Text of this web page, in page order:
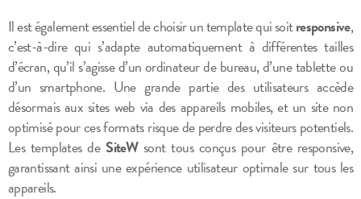
Il est également essentiel de choisir un template qui soitresponsive,
c’est-à-dire qui s’adapte automatiquement à différentes tailles
d’écran, qu’il s’agisse d’un ordinateur de bureau, d’une tablette ou
d’un smartphone. Une grande partie des utilisateurs accède
désormais aux sites web via des appareils mobiles, et un site non
optimisé pour ces formats risque de perdre des visiteurs potentiels.
Les templates de SiteWsont tous conçus pour être responsive,
garantissant ainsi une expérience utilisateur optimale sur tous les
appareils.